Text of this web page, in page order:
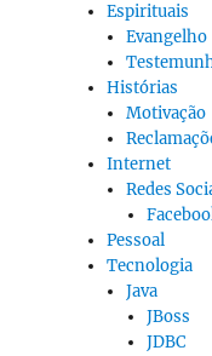
Espirituais
Evangelho
Histórias
Motivação
Internet
Redes
Pessoal
Tecnologia
Java
JBoss
JDBC